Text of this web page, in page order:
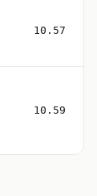
10.57
10.59